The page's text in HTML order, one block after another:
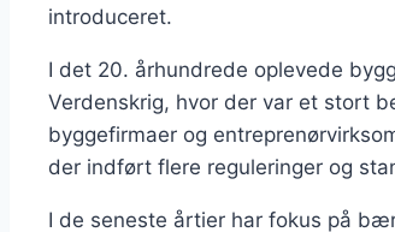
introduceret.
I det 20. århundrede oplevede
Verdenskrig, hvor der var et stort
byggefirmaer og
der indført flere reguleringer og
I de seneste årtier har fokus på